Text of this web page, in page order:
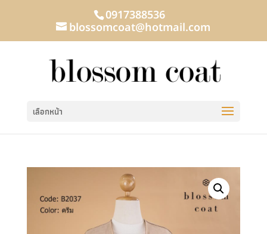
0917388536
blossomcoat@hotmail.com
เลือกหน้า